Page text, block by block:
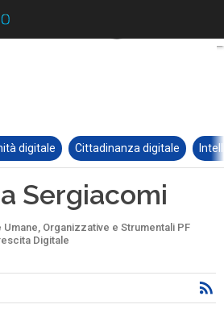
digitale Cittadinanza digitale
Sergiacomi
Organizzative e Strumentali PF
Digitale